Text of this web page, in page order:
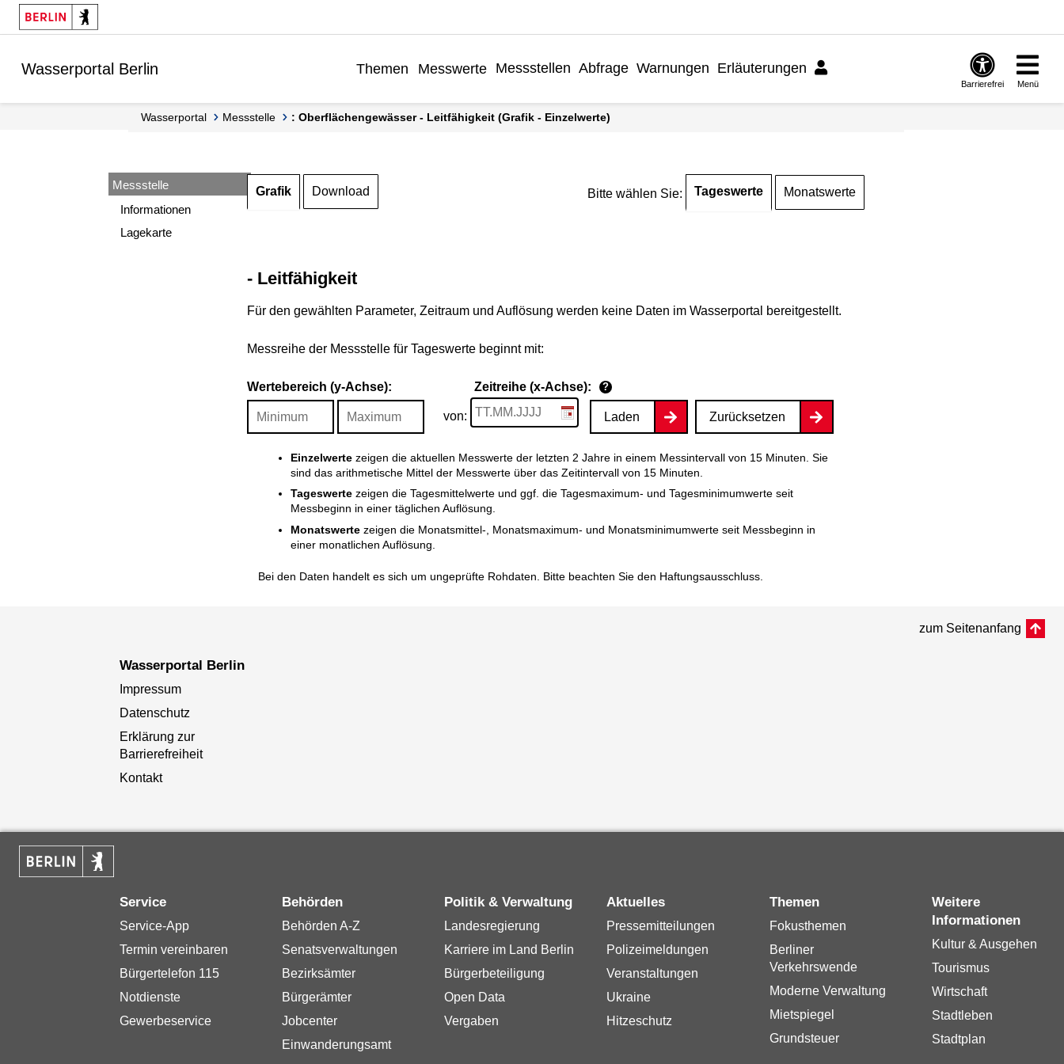
Springe zur Navigation
Springe zum Inhalt
Wasserportal Berlin Themen Messwerte Messstellen Abfrage Warnungen Erläuterungen
Barrierefrei Menü
Wasserportal Messstelle : Oberflächengewässer - Leitfähigkeit (Grafik - Einzelwerte)
Messstelle
Informationen
Lagekarte
Grafik Download Bitte wählen Sie: Tageswerte Monatswerte
- Leitfähigkeit
Für den gewählten Parameter, Zeitraum und Auflösung werden keine Daten im Wasserportal bereitgestellt.
Messreihe der Messstelle für Tageswerte beginnt mit:
Wertebereich (y-Achse): Zeitreihe (x-Achse): ?
von: Laden Zurücksetzen
Einzelwertezeigen die aktuellen Messwerte der letzten 2 Jahre in einem Messintervall von 15 Minuten. Sie
sind das arithmetische Mittel der Messwerte über das Zeitintervall von 15 Minuten.
Tageswertezeigen die Tagesmittelwerte und ggf. die Tagesmaximum- und Tagesminimumwerte seit
Messbeginn in einer täglichen Auflösung.
Monatswertezeigen die Monatsmittel-, Monatsmaximum- und Monatsminimumwerte seit Messbeginn in
einer monatlichen Auflösung.
Bei den Daten handelt es sich um ungeprüfte Rohdaten. Bitte beachten Sie den Haftungsausschluss.
zum Seitenanfang
Wasserportal Berlin
Impressum
Datenschutz
Erklärung zur
Barrierefreiheit
Kontakt
Service
Service-App
Termin vereinbaren
Bürgertelefon 115
Notdienste
Gewerbeservice
Behörden
Behörden A-Z
Senatsverwaltungen
Bezirksämter
Bürgerämter
Jobcenter
Einwanderungsamt
Politik & Verwaltung
Landesregierung
Karriere im Land Berlin
Bürgerbeteiligung
Open Data
Vergaben
Aktuelles
Pressemitteilungen
Polizeimeldungen
Veranstaltungen
Ukraine
Hitzeschutz
Themen
Fokusthemen
Berliner
Verkehrswende
Moderne Verwaltung
Mietspiegel
Grundsteuer
Weitere
Informationen
Kultur & Ausgehen
Tourismus
Wirtschaft
Stadtleben
Stadtplan